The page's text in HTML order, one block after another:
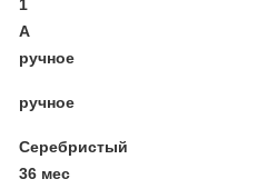
1
A
ручное
ручное
Серебристый
36 мес